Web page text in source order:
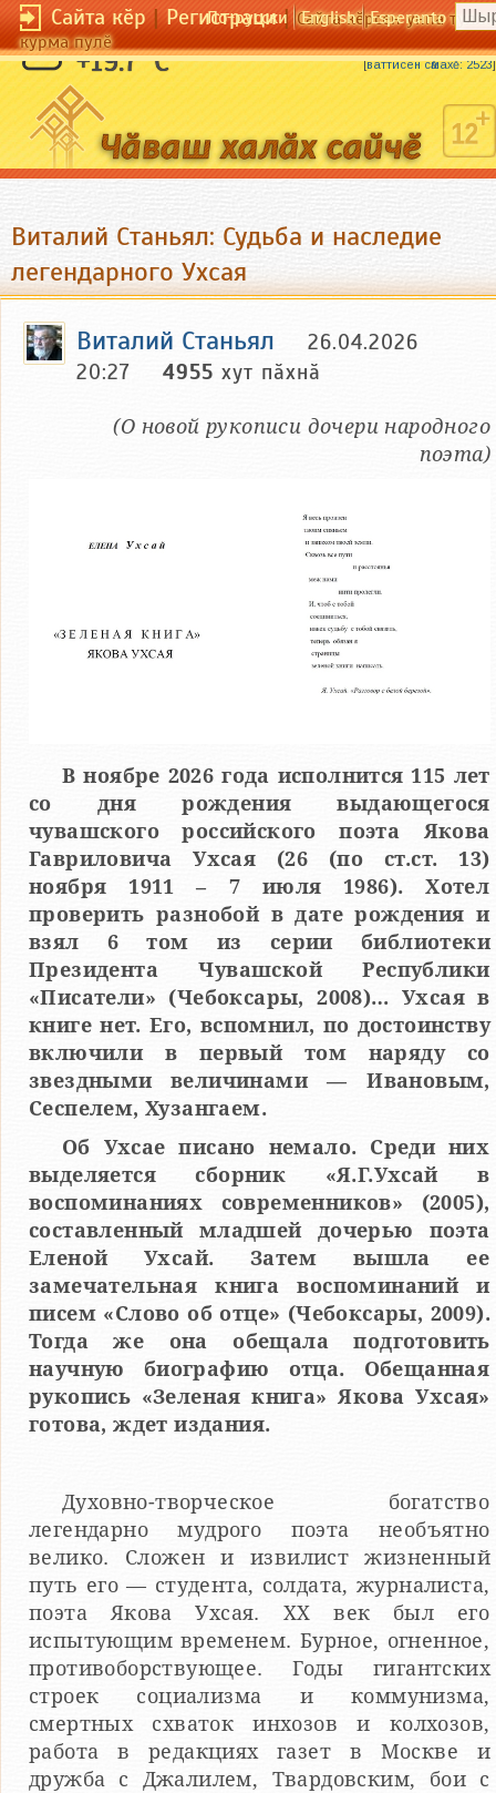
Сайта кӗр|Регистраци|Сайта кӗрсен унпа
курма пулӗ
По-русски English Esperanto
+19.7 °C Ҫӑхан куҫне ҫӑхан сӑхмасть.
[ваттисен сӑмахӗ: 2523]
Виталий Станьял: Судьба и наследие
легендарного Ухсая
Виталий Станьял
26.04.2026
20:27
4955 хут пӑхнӑ
(О новой рукописи дочери народного
поэта)
В ноябре 2026 года исполнится 115 лет
со дня рождения выдающегося
чувашского российского поэта Якова
Гавриловича Ухсая (26 (по ст.ст. 13)
ноября 1911 – 7 июля 1986). Хотел
проверить разнобой в дате рождения и
взял 6 том из серии библиотеки
Президента Чувашской Республики
«Писатели» (Чебоксары, 2008)… Ухсая в
книге нет. Его, вспомнил, по достоинству
включили в первый том наряду со
звездными величинами — Ивановым,
Сеспелем, Хузангаем.
Об Ухсае писано немало. Среди них
выделяется сборник «Я.Г.Ухсай в
воспоминаниях современников» (2005),
составленный младшей дочерью поэта
Еленой Ухсай. Затем вышла ее
замечательная книга воспоминаний и
писем «Слово об отце» (Чебоксары, 2009).
Тогда же она обещала подготовить
научную биографию отца. Обещанная
рукопись «Зеленая книга» Якова Ухсая»
готова, ждет издания.
Духовно-творческое богатство
легендарно мудрого поэта необъятно
велико. Сложен и извилист жизненный
путь его — студента, солдата, журналиста,
поэта Якова Ухсая. ХХ век был его
испытующим временем. Бурное, огненное,
противоборствующее. Годы гигантских
строек социализма и коммунизма,
смертных схваток инхозов и колхозов,
работа в редакциях газет в Москве и
дружба с Джалилем, Твардовским, бои с